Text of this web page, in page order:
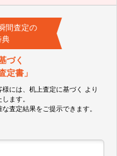
間査定の
典
づく
定書」
には、机上査定に基づく
より
ます。
査定結果をご提示できます。